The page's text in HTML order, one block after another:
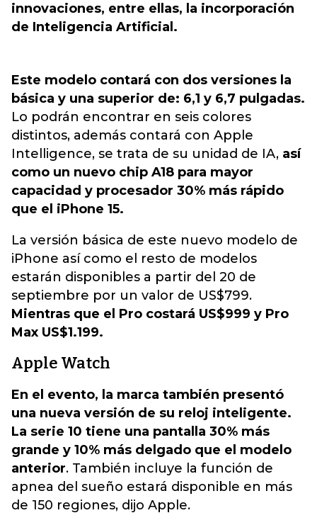
innovaciones, entre ellas, la incorporación
de Inteligencia Artificial.
Este modelo contará con dos versiones la
básica y una superior de: 6,1 y 6,7 pulgadas.
Lo podrán encontrar en seis colores
distintos, además contará con Apple
Intelligence, se trata de su unidad de IA, así
como un nuevo chip A18 para mayor
capacidad y procesador 30% más rápido
que el iPhone 15.
La versión básica de este nuevo modelo de
iPhone así como el resto de modelos
estarán disponibles a partir del 20 de
septiembre por un valor de US$799.
Mientras que el Pro costará US$999 y Pro
Max US$1.199.
Apple Watch
En el evento, la marca también presentó
una nueva versión de su reloj inteligente.
La serie 10 tiene una pantalla 30% más
grande y 10% más delgado que el modelo
anterior. También incluye la función de
apnea del sueño estará disponible en más
de 150 regiones, dijo Apple.